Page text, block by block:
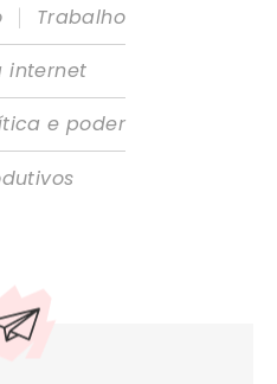
|
Trabalho
internet
e poder